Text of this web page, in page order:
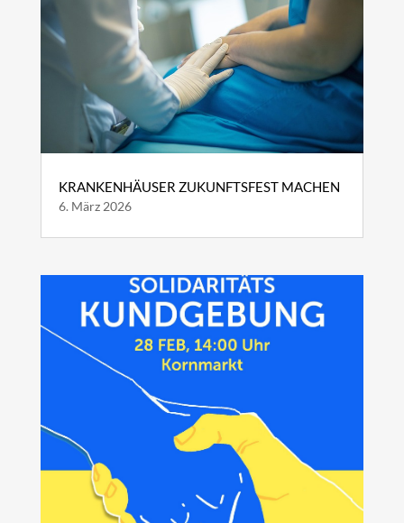
KRANKENHÄUSER ZUKUNFTSFEST MACHEN
6. März 2026